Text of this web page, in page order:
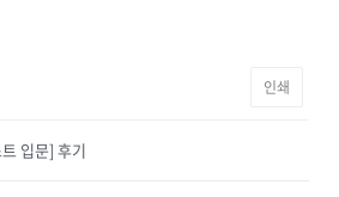
인쇄
입문] 후기